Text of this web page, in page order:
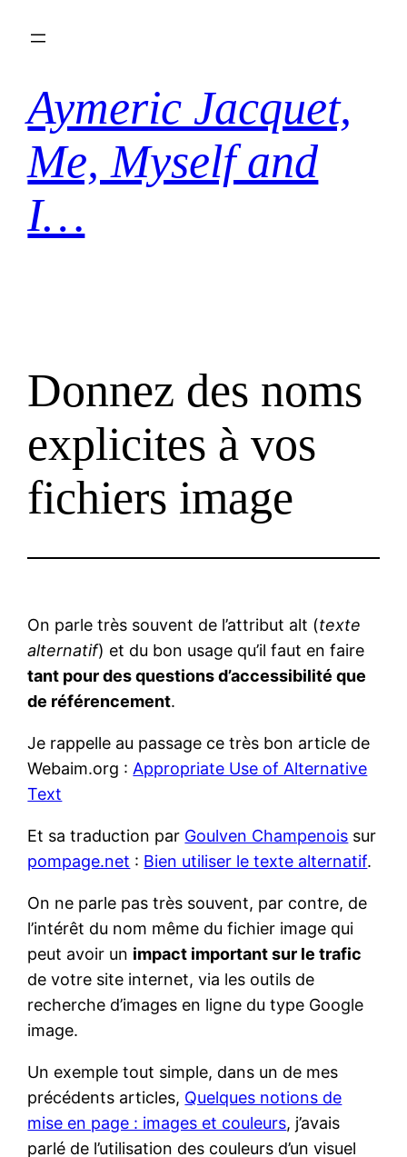
Aymeric Jacquet,
Me, Myself and
I…
Donnez des noms
explicites à vos
fichiers image
On parle très souvent de l’attribut alt (texte
alternatif) et du bon usage qu’il faut en faire
tant pour des questions d’accessibilité que
de référencement.
Je rappelle au passage ce très bon article de
Webaim.org : Appropriate Use of Alternative
Text
Et sa traduction par Goulven Champenois sur
pompage.net : Bien utiliser le texte alternatif.
On ne parle pas très souvent, par contre, de
l’intérêt du nom même du fichier image qui
peut avoir un impact important sur le trafic
de votre site internet, via les outils de
recherche d’images en ligne du type Google
image.
Un exemple tout simple, dans un de mes
précédents articles, Quelques notions de
mise en page : images et couleurs, j’avais
parlé de l’utilisation des couleurs d’un visuel